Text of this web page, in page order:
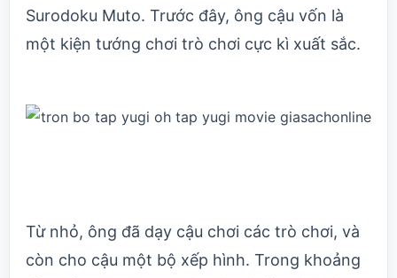
Surodoku Muto. Trước đây, ông cậu vốn là
một kiện tướng chơi trò chơi cực kì xuất sắc.
Từ nhỏ, ông đã dạy cậu chơi các trò chơi, và
còn cho cậu một bộ xếp hình. Trong khoảng